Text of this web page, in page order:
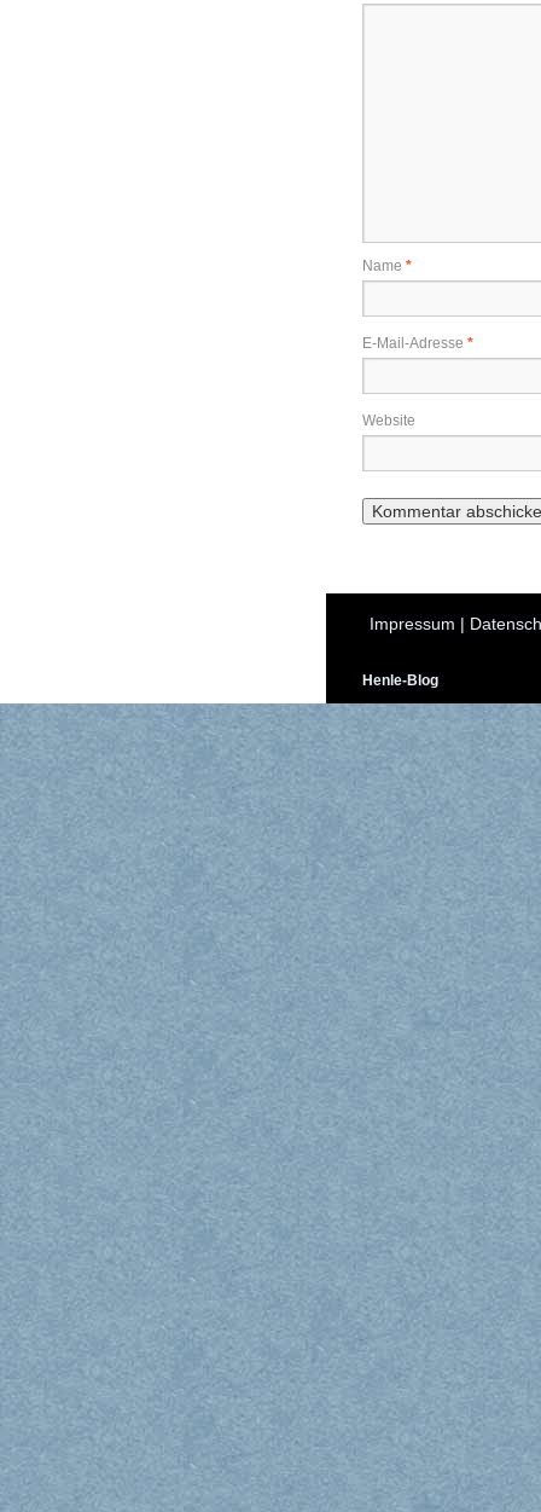
Name *
E-Mail-Adresse *
Website
Impressum |
Henle-Blog